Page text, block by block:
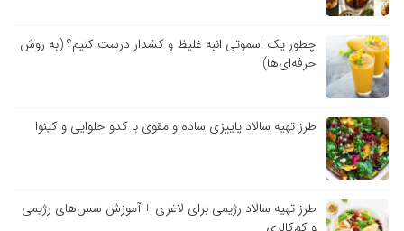
چطور یک اسموتی انبه غلیظ و کشدار درست کنیم؟ (به روش
حرفه‌ای‌ها)
طرز تهیه سالاد پاییزی ساده و مقوی با کدو حلوایی و کینوا
طرز تهیه سالاد رژیمی برای لاغری + آموزش سس‌های رژیمی